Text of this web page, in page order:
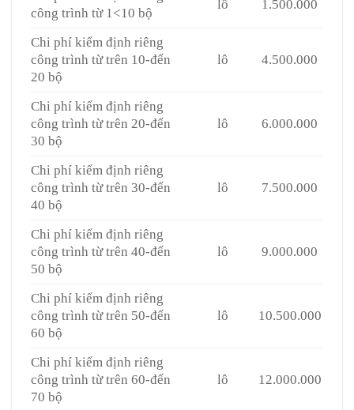
công trình từ 1<10 bộ
lô 1.500.000
Chi phí kiểm định riêng
công trình từ trên 10-đến
20 bộ
lô 4.500.000
Chi phí kiểm định riêng
công trình từ trên 20-đến
30 bộ
lô 6.000.000
Chi phí kiểm định riêng
công trình từ trên 30-đến
40 bộ
lô 7.500.000
Chi phí kiểm định riêng
công trình từ trên 40-đến
50 bộ
lô 9.000.000
Chi phí kiểm định riêng
công trình từ trên 50-đến
60 bộ
lô 10.500.000
Chi phí kiểm định riêng
công trình từ trên 60-đến
70 bộ
lô 12.000.000